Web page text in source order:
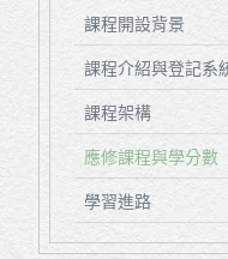
課程開設背景
課程介紹與登記系
課程架構
應修課程與學分數
學習進路